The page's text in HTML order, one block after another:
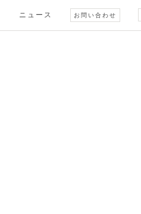
ニュース お問い合わせ